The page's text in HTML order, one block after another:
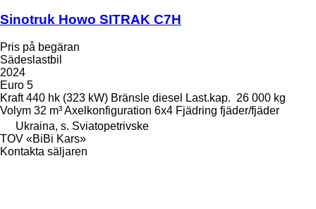
Sinotruk Howo SITRAK C7H
Pris på begäran
Sädeslastbil
2024
Euro 5
Kraft 440 hk (323 kW) Bränsle diesel Last.kap. 26 000 kg
Volym 32 m³Axelkonfiguration 6x4 Fjädring fjäder/fjäder
Ukraina, s. Sviatopetrivske
TOV «BiBi Kars»
Kontakta säljaren